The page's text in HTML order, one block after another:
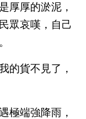
厚厚的淤泥，
眾哀嘆，自己
的貨不見了，
極端強降雨，